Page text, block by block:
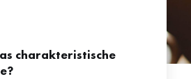
charakteristische